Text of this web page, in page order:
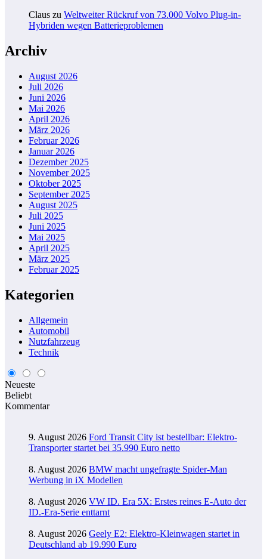
Claus zu Weltweiter Rückruf von 73.000 Volvo Plug-in-
Hybriden wegen Batterieproblemen
Archiv
August 2026
Juli 2026
Juni 2026
Mai 2026
April 2026
März 2026
Februar 2026
Januar 2026
Dezember 2025
November 2025
Oktober 2025
September 2025
August 2025
Juli 2025
Juni 2025
Mai 2025
April 2025
März 2025
Februar 2025
Kategorien
Allgemein
Automobil
Nutzfahrzeug
Technik
Neueste
Beliebt
Kommentar
9. August 2026 Ford Transit City ist bestellbar: Elektro-
Transporter startet bei 35.990 Euro netto
8. August 2026 BMW macht ungefragte Spider-Man
Werbung in iX Modellen
8. August 2026 VW ID. Era 5X: Erstes reines E-Auto der
ID.-Era-Serie enttarnt
8. August 2026 Geely E2: Elektro-Kleinwagen startet in
Deutschland ab 19.990 Euro